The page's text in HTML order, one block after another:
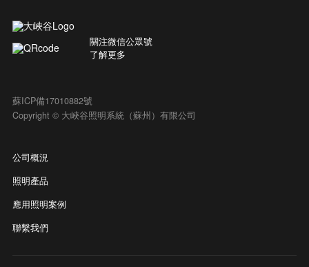
關注微信公眾號
了解更多
蘇ICP備17010882號
Copyright © 大峽谷照明系統（蘇州）有限公司
公司概況
照明產品
應用照明案例
聯繫我們